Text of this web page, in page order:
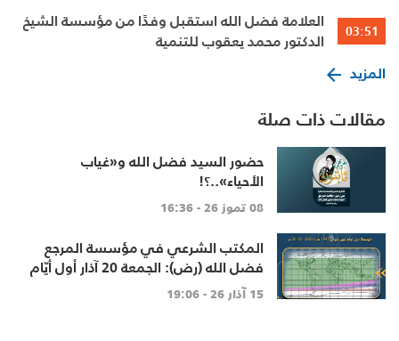
03:51
العلامة فضل الله استقبل وفدًا من مؤسسة الشيخ
الدكتور محمد يعقوب للتنمية
المزيد
مقالات ذات صلة
حضور السيد فضل الله و«غياب
الأحياء»..؟!
08 تموز 26 - 16:36
المكتب الشرعي في مؤسسة المرجع
فضل الله (رض): الجمعة 20 آذار أول أيّام
شهر شوال
15 آذار 26 - 19:06